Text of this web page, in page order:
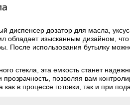
диспенсер дозатор для масла,
обладает изысканным дизайном,
После использования бутылку
стекла, эта емкость станет
прозрачность, позволяя вам
в процессе готовки, так и при